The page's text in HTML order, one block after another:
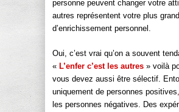
personne peuvent changer votre
autres représentent votre plus
d’enrichissement personnel.
Oui, c’est vrai qu’on a souvent
« L’enfer c’est les autres » voilà
vous devez aussi être sélectif.
uniquement de personnes
les personnes négatives. Des